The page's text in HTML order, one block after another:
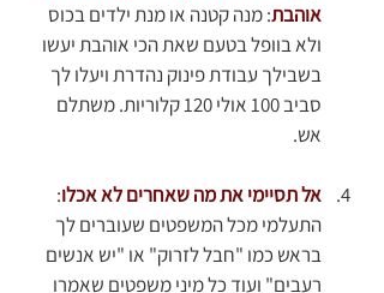
אוהבת: מנה קטנה או מנת ילדים בכוס
ולא בוופל בטעם שאת הכי אוהבת יעשו
בשבילך עבודת פינוק נהדרת ויעלו לך
סביב 100 אולי 120 קלוריות. משתלם
אש.
אל תסיימי את מה שאחרים לא אכלו:
התעלמי מכל המשפטים שעוברים לך
בראש כמו "חבל לזרוק" או "יש אנשים
רעבים" ועוד כל מיני משפטים שאמרו